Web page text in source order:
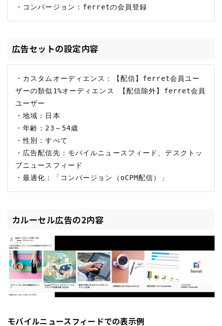
広告セットの設定内容
・カスタムオーディエンス：【配信】ferret会員ユー
ザーの類似1%オーディエンス 【配信除外】ferret会員
ユーザー
・地域：日本
・年齢：23～54歳
・性別：すべて
・広告配信先：モバイルニュースフィード、デスクトッ
プニュースフィード
カルーセル広告の2内容
モバイルニュースフィードでの表示例